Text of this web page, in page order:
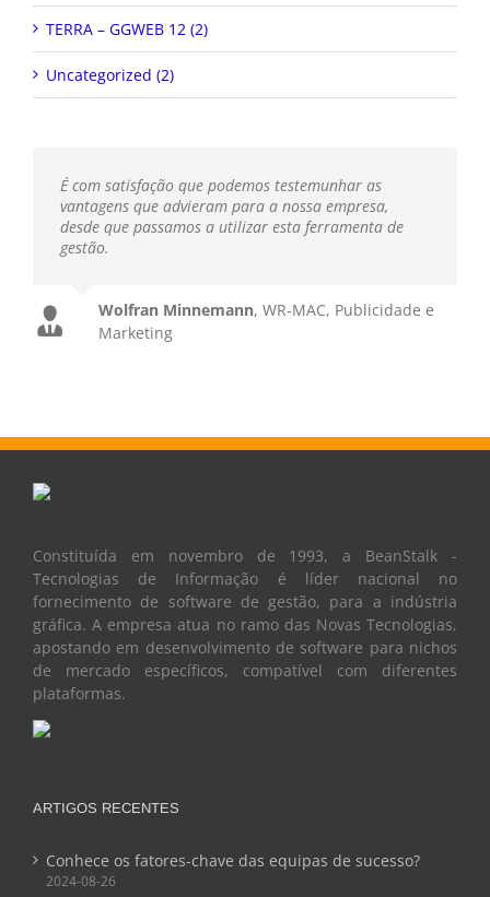
TERRA – GGWEB 12 (2)
Uncategorized (2)
É com satisfação que podemos testemunhar as
vantagens que advieram para a nossa empresa,
desde que passamos a utilizar esta ferramenta de
gestão.
Wolfran Minnemann, WR-MAC, Publicidade e
Marketing
Constituída em novembro de 1993, a BeanStalk -
Tecnologias de Informação é líder nacional no
fornecimento de software de gestão, para a indústria
gráfica. A empresa atua no ramo das Novas Tecnologias,
apostando em desenvolvimento de software para nichos
de mercado específicos, compatível com diferentes
plataformas.
ARTIGOS RECENTES
Conhece os fatores-chave das equipas de sucesso?
2024-08-26